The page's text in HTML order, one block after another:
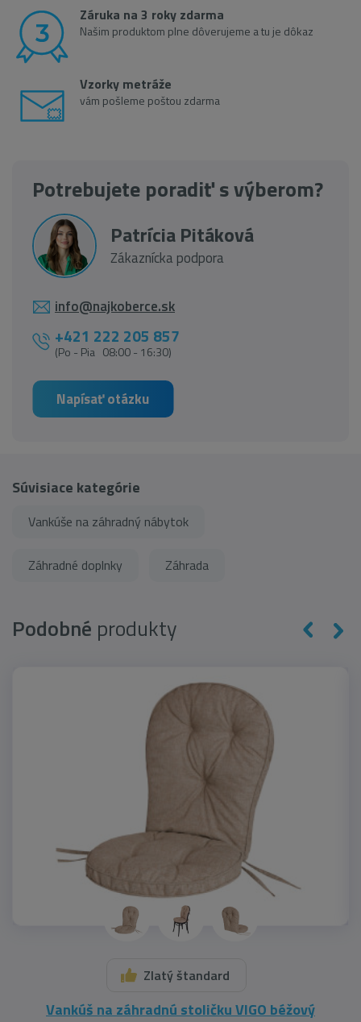
Záruka na 3 roky zdarma
Našim produktom plne dôverujeme a tu je dôkaz
Vzorky metráže
vám pošleme poštou zdarma
Potrebujete poradiť s výberom?
Patrícia Pitáková
Zákaznícka podpora
info@najkoberce.sk
+421 222 205 857
(Po - Pia 08:00 - 16:30)
Napísať otázku
Súvisiace kategórie
Vankúše na záhradný nábytok
Záhradné doplnky Záhrada
Podobné produkty
Zlatý štandard
Vankúš na záhradnú stoličku VIGO béžový